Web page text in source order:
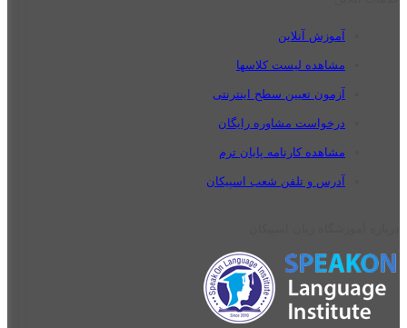
آموزش آنلاین
مشاهده لیست کلاسها
آزمون تعیین سطح اینترنتی
درخواست مشاوره رایگان
مشاهده کارنامه پایان ترم
آدرس و تلفن شعب اسپیکان